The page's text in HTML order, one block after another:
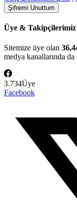
Üye & Takipçilerimiz
Sitemize üye olan
medya kanallarında
3.734Üye
Facebook